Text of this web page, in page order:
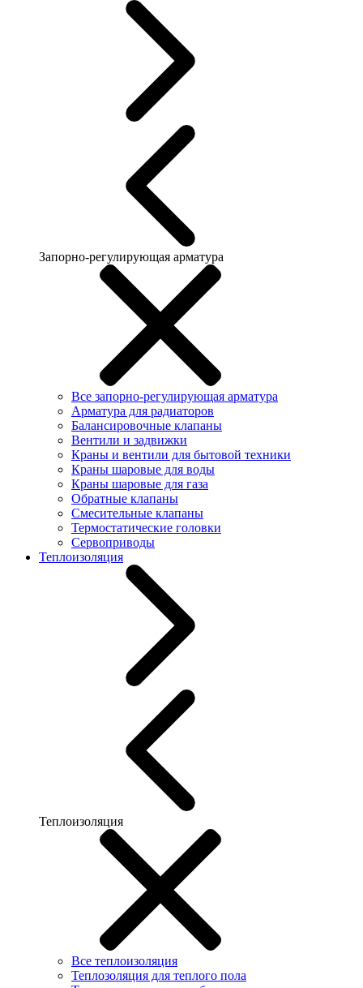
Запорно-регулирующая арматура
Все запорно-регулирующая арматура
Арматура для радиаторов
Балансировочные клапаны
Вентили и задвижки
Краны и вентили для бытовой техники
Краны шаровые для воды
Краны шаровые для газа
Обратные клапаны
Смесительные клапаны
Термостатические головки
Сервоприводы
Теплоизоляция
Теплоизоляция
Все теплоизоляция
Теплозоляция для теплого пола